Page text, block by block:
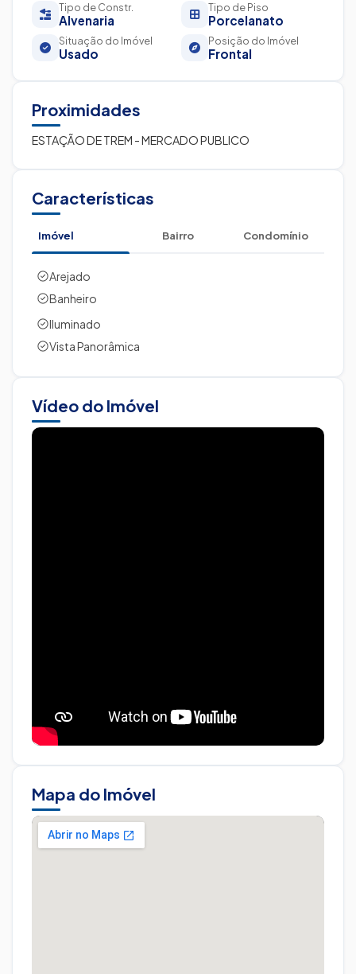
Tipo de Constr.
Alvenaria
Tipo de Piso
Porcelanato
Situação do Imóvel
Usado
Posição do Imóvel
Frontal
Proximidades
ESTAÇÃO DE TREM - MERCADO PUBLICO
Características
Imóvel Bairro Condomínio
Arejado
Banheiro
Iluminado
Vista Panorâmica
Vídeo do Imóvel
Mapa do Imóvel